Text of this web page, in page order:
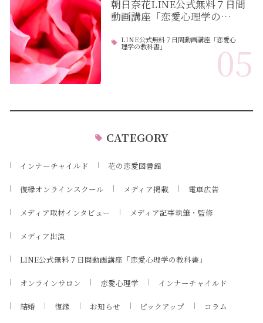
朝日奈花LINE公式無料７日間
動画講座「恋愛心理学の…
LINE公式無料７日間動画講座「恋愛心
理学の教科書」 05
CATEGORY
インナーチャイルド 花の恋愛図書館
復縁オンラインスクール メディア掲載 電車広告
メディア取材インタビュー メディア記事執筆・監修
メディア出演
LINE公式無料７日間動画講座「恋愛心理学の教科書」
オンラインサロン 恋愛心理学 インナーチャイルド
結婚 復縁 お知らせ ピックアップ コラム